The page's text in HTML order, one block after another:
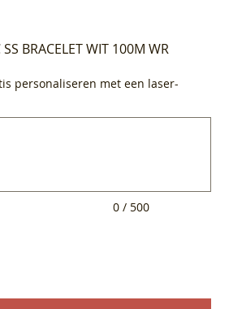
BRACELET WIT 100M WR
personaliseren met een laser-
0 / 500